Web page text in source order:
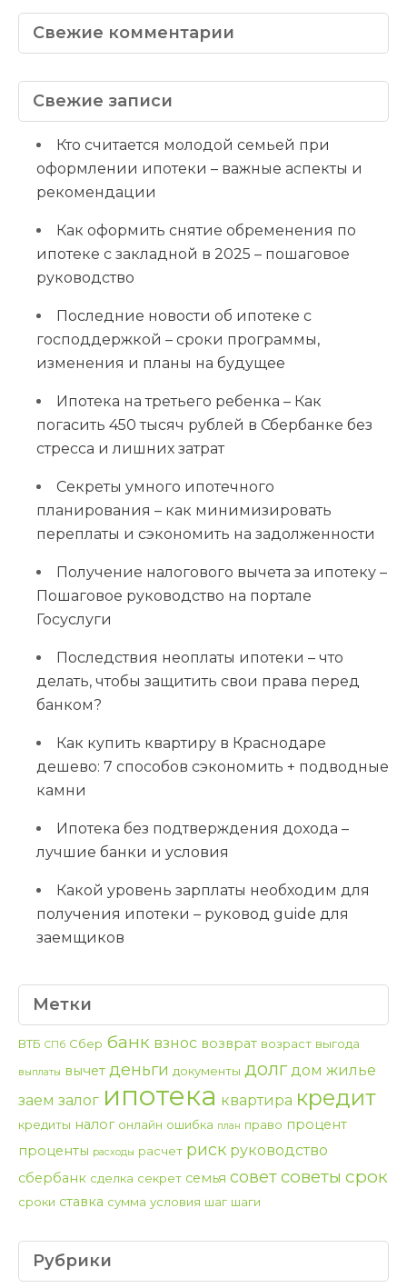
Свежие комментарии
Свежие записи
Кто считается молодой семьей при
оформлении ипотеки – важные аспекты и
рекомендации
Как оформить снятие обременения по
ипотеке с закладной в 2025 – пошаговое
руководство
Последние новости об ипотеке с
господдержкой – сроки программы,
изменения и планы на будущее
Ипотека на третьего ребенка – Как
погасить 450 тысяч рублей в Сбербанке без
стресса и лишних затрат
Секреты умного ипотечного
планирования – как минимизировать
переплаты и сэкономить на задолженности
Получение налогового вычета за ипотеку –
Пошаговое руководство на портале
Госуслуги
Последствия неоплаты ипотеки – что
делать, чтобы защитить свои права перед
банком?
Как купить квартиру в Краснодаре
дешево: 7 способов сэкономить + подводные
камни
Ипотека без подтверждения дохода –
лучшие банки и условия
Какой уровень зарплаты необходим для
получения ипотеки – руковод guide для
заемщиков
Метки
ВТБ СПб Сбер банк взнос возврат возраст выгода
выплаты вычет деньги документы долг дом жилье
заем залог ипотека квартира кредит
кредиты налог онлайн ошибка план право процент
проценты расходы расчет риск руководство
сбербанк сделка секрет семья советсоветы срок
сроки ставка сумма условия шаг шаги
Рубрики